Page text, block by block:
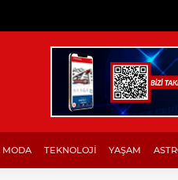
MODA TEKNOLOJİ YAŞAM